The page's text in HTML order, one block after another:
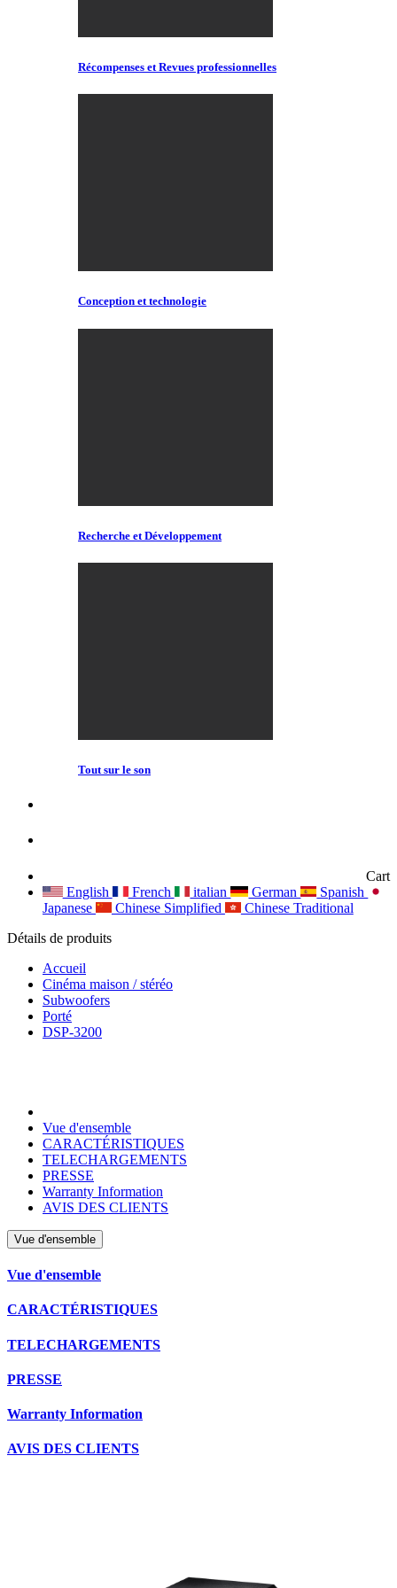
Récompenses et Revues professionnelles
Conception et technologie
Recherche et Développement
Tout sur le son
Cart
English
French italian German
Spanish
Japanese
Chinese Simplified
Chinese Traditional
Détails de produits
Accueil
Cinéma maison / stéréo
Subwoofers
Porté
DSP-3200
Vue d'ensemble
CARACTÉRISTIQUES
TELECHARGEMENTS
PRESSE
Warranty Information
AVIS DES CLIENTS
Vue d'ensemble
Vue d'ensemble
CARACTÉRISTIQUES
TELECHARGEMENTS
PRESSE
Warranty Information
AVIS DES CLIENTS